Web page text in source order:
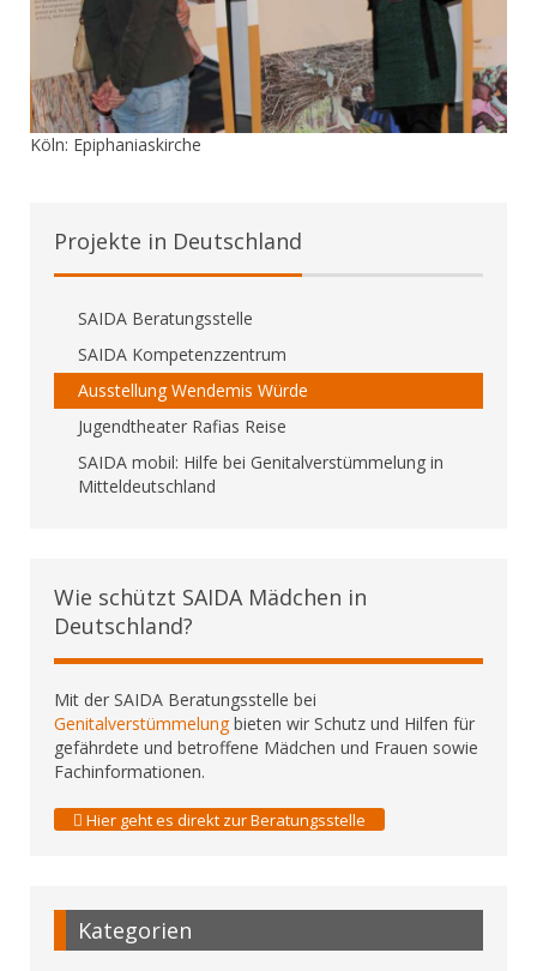
Köln: Epiphaniaskirche
Projekte in Deutschland
SAIDA Beratungsstelle
SAIDA Kompetenzzentrum
Ausstellung Wendemis Würde
Jugendtheater Rafias Reise
SAIDA mobil: Hilfe bei Genitalverstümmelung in
Mitteldeutschland
Wie schützt SAIDA Mädchen in
Deutschland?
Mit der SAIDA Beratungsstelle bei
Genitalverstümmelung bieten wir Schutz und Hilfen für
gefährdete und betroffene Mädchen und Frauen sowie
Fachinformationen.
Hier geht es direkt zur Beratungsstelle
Kategorien